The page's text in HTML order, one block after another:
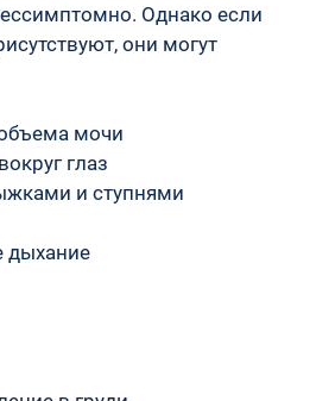
Однако если
они могут
мочи
глаз
и ступнями
дыхание